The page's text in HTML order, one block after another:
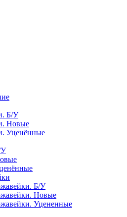
Б/У
Новые
Уценённые
У
Б/У
Новые
Уцененные